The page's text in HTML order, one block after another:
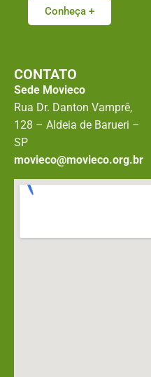
Conheça +
CONTATO
Sede Movieco
Rua Dr. Danton Vamprê,
128 – Aldeia de Barueri –
SP
movieco@movieco.org.br